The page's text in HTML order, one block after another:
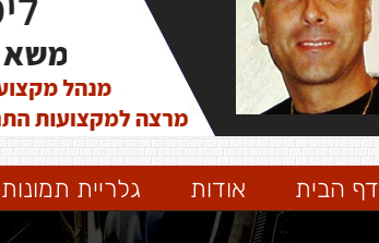
דף הבית אודות גלריית תמונות